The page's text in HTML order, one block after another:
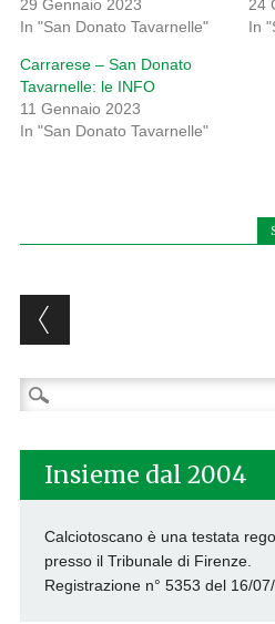
29 Gennaio 2023
In "San Donato Tavarnelle"
24
In
Carrarese – San Donato
Tavarnelle: le INFO
11 Gennaio 2023
In "San Donato Tavarnelle"
Post
Ricerca
per:
Insieme dal 2004
Calciotoscano è una testata
presso il Tribunale di Firenze.
Registrazione n° 5353 del 16/